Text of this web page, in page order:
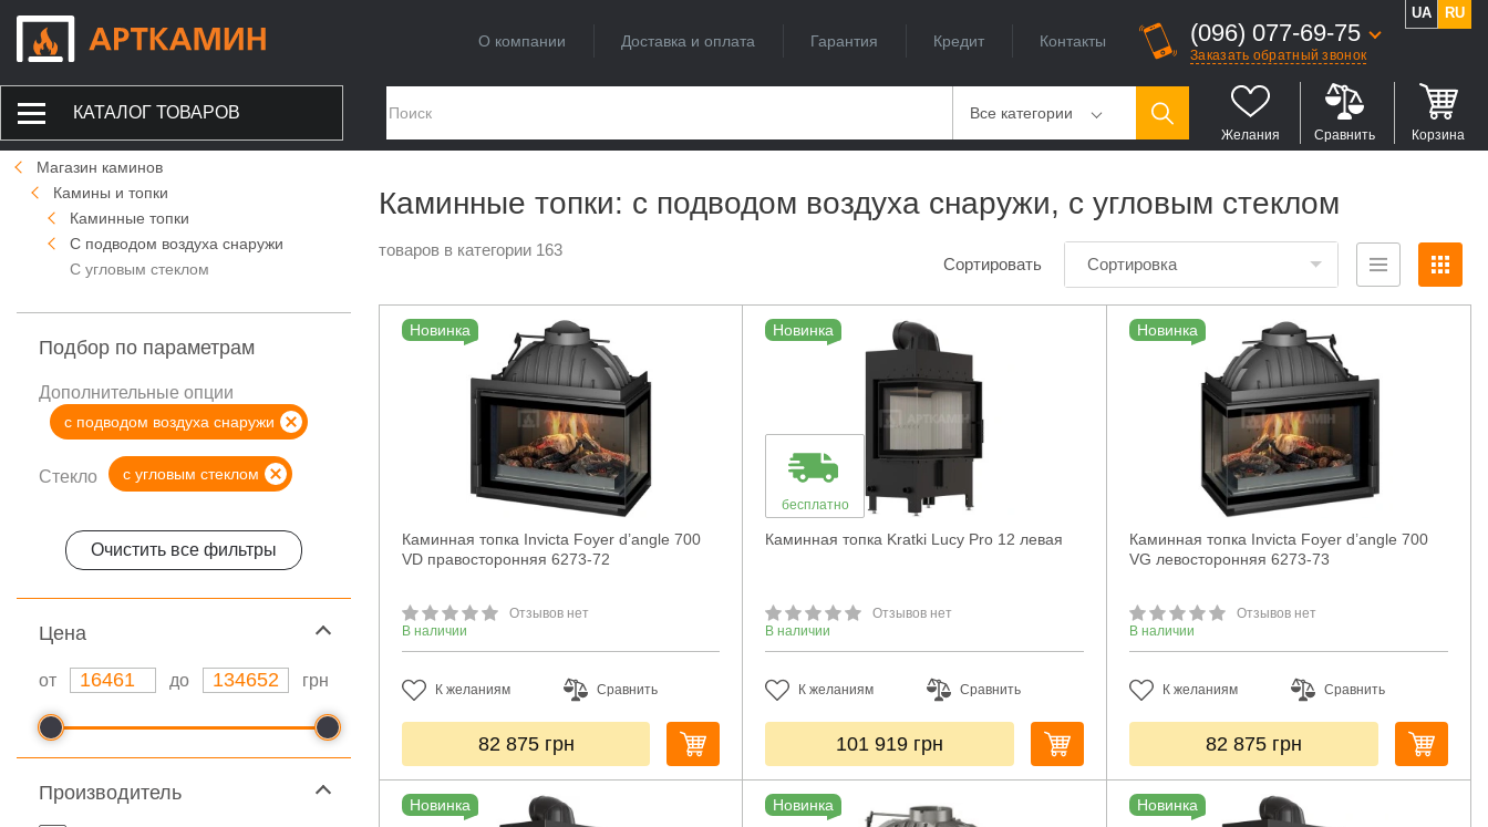
О компании Доставка и оплата Гарантия Кредит Контакты (096) 077-69-75
Заказать обратный звонок
UA RU
КАТАЛОГ ТОВАРОВ Все категории
Желания Сравнить Корзина
Магазин каминов
Камины и топки
Каминные топки
С подводом воздуха снаружи
С угловым стеклом
Подбор по параметрам
Дополнительные опции
с подводом воздуха снаружи
Стекло с угловым стеклом
Очистить все фильтры
Цeна
от до грн
Производитель
Каминные топки: с подводом воздуха снаружи, с угловым стеклом
товаров в категории 163
Сортировать Сортировка
Новинка
Каминная топка Invicta Foyer d’angle 700
VD правосторонняя 6273-72
Отзывов нет
В наличии
К желаниям Сравнить
82 875 грн
Новинка
бесплатно
Каминная топка Kratki Lucy Pro 12 левая
Отзывов нет
В наличии
К желаниям Сравнить
101 919 грн
Новинка
Каминная топка Invicta Foyer d’angle 700
VG левосторонняя 6273-73
Отзывов нет
В наличии
К желаниям Сравнить
82 875 грн
Новинка Новинка Новинка